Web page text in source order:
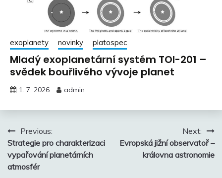
exoplanety novinky platospec
Mladý exoplanetární systém TOI-201 –
svědek bouřlivého vývoje planet
1. 7. 2026 admin
Navigace
pro
příspěvek
Previous:
Strategie pro charakterizaci
vypařování planetárních
atmosfér
Next:
Evropská jižní observatoř –
královna astronomie